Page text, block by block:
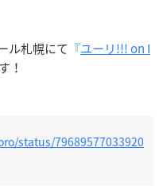
ル札幌にて 『ユーリ!!! on I
！
status/79689577033920